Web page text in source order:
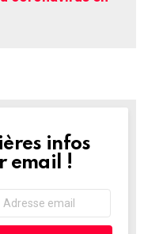
infos
email !